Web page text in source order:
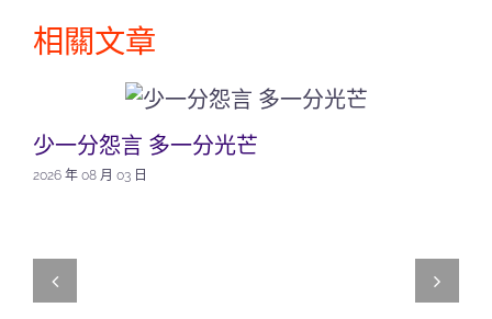
相關文章
少一分怨言 多一分光芒
2026 年 08 月 03 日